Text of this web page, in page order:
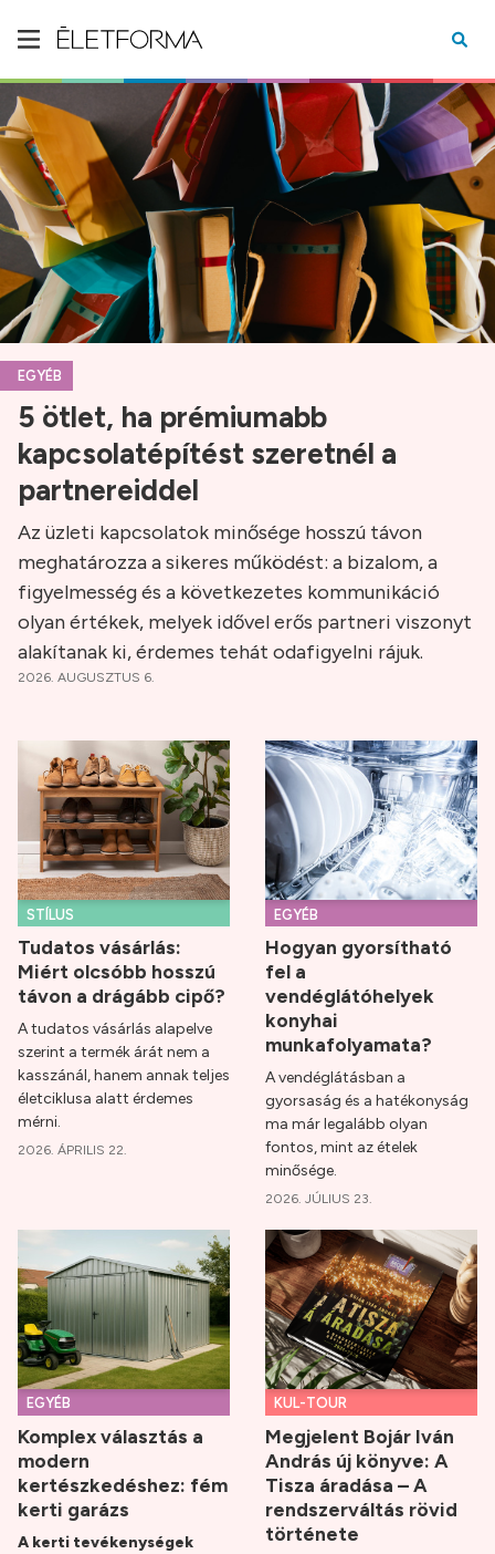
EGYÉB
5 ötlet, ha prémiumabb
kapcsolatépítést szeretnél a
partnereiddel
Az üzleti kapcsolatok minősége hosszú távon
meghatározza a sikeres működést: a bizalom, a
figyelmesség és a következetes kommunikáció
olyan értékek, melyek idővel erős partneri viszonyt
alakítanak ki, érdemes tehát odafigyelni rájuk.
2026. AUGUSZTUS 6.
STÍLUS
Tudatos vásárlás:
Miért olcsóbb hosszú
távon a drágább cipő?
A tudatos vásárlás alapelve
szerint a termék árát nem a
kasszánál, hanem annak teljes
életciklusa alatt érdemes
mérni.
2026. ÁPRILIS 22.
EGYÉB
Hogyan gyorsítható
fel a
vendéglátóhelyek
konyhai
munkafolyamata?
A vendéglátásban a
gyorsaság és a hatékonyság
ma már legalább olyan
fontos, mint az ételek
minősége.
2026. JÚLIUS 23.
EGYÉB
Komplex választás a
modern
kertészkedéshez: fém
kerti garázs
A kerti tevékenységek
KUL-TOUR
Megjelent Bojár Iván
András új könyve: A
Tisza áradása – A
rendszerváltás rövid
története